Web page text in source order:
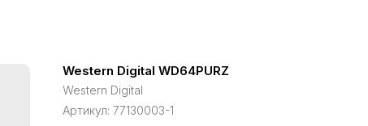
Western Digital WD64PURZ
Western Digital
Артикул: 77130003-1